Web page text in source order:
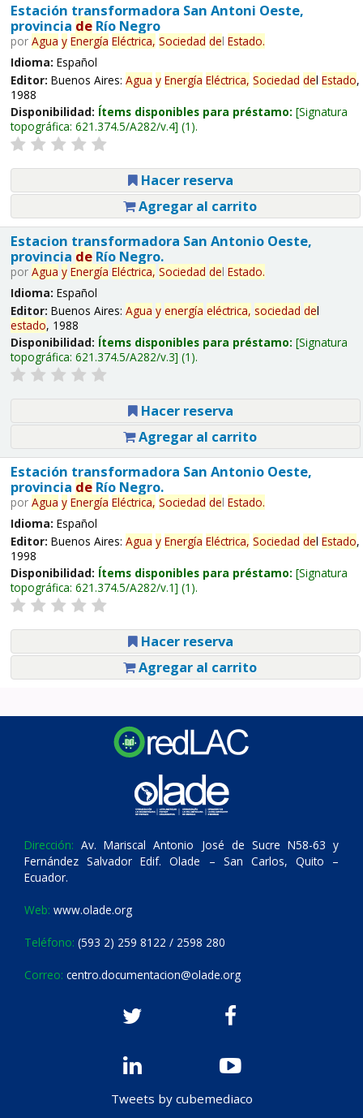
Estación transformadora San Antoni Oeste,
provincia deRío Negro
por Agua y Energía Eléctrica, Sociedad del Estado.
Idioma: Español
Editor: Buenos Aires: Agua y Energía Eléctrica, Sociedad del Estado,
1988
Disponibilidad: Ítems disponibles para préstamo: Signatura
topográfica: 621.374.5/A282/v.4 (1).
Hacer reserva
Agregar al carrito
Estacion transformadora San Antonio Oeste,
provincia deRío Negro.
por Agua y Energía Eléctrica, Sociedad del Estado.
Idioma: Español
Editor: Buenos Aires: Agua y energía eléctrica, sociedad del
estado, 1988
Disponibilidad: Ítems disponibles para préstamo: Signatura
topográfica: 621.374.5/A282/v.3 (1).
Hacer reserva
Agregar al carrito
Estación transformadora San Antonio Oeste,
provincia deRío Negro.
por Agua y Energía Eléctrica, Sociedad del Estado.
Idioma: Español
Editor: Buenos Aires: Agua y Energía Eléctrica, Sociedad del Estado,
1998
Disponibilidad: Ítems disponibles para préstamo: Signatura
topográfica: 621.374.5/A282/v.1 (1).
Hacer reserva
Agregar al carrito
Dirección: Av. Mariscal Antonio José de Sucre N58-63 y
Fernández Salvador Edif. Olade – San Carlos, Quito –
Ecuador.
Web: www.olade.org
Teléfono: (593 2) 259 8122 / 2598 280
Correo: centro.documentacion@olade.org
Tweets by cubemediaco